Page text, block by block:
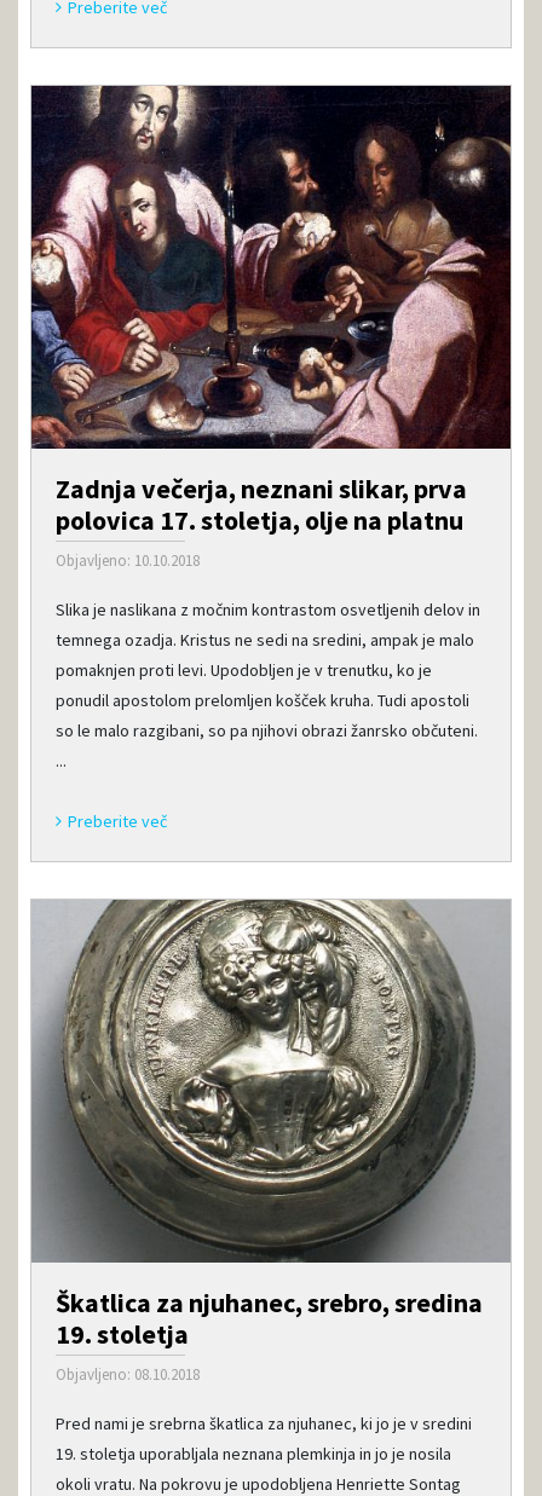
Preberite več
Zadnja večerja, neznani slikar, prva
polovica 17. stoletja, olje na platnu
Objavljeno: 10.10.2018
Slika je naslikana z močnim kontrastom osvetljenih delov in
temnega ozadja. Kristus ne sedi na sredini, ampak je malo
pomaknjen proti levi. Upodobljen je v trenutku, ko je
ponudil apostolom prelomljen košček kruha. Tudi apostoli
so le malo razgibani, so pa njihovi obrazi žanrsko občuteni.
...
Preberite več
Škatlica za njuhanec, srebro, sredina
19. stoletja
Objavljeno: 08.10.2018
Pred nami je srebrna škatlica za njuhanec, ki jo je v sredini
19. stoletja uporabljala neznana plemkinja in jo je nosila
okoli vratu. Na pokrovu je upodobljena Henriette Sontag